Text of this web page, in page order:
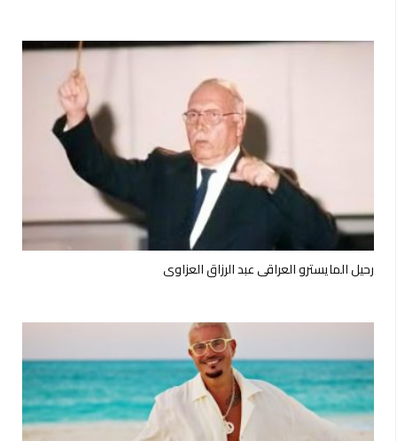
رحيل المايسترو العراقي عبد الرزاق العزاوي